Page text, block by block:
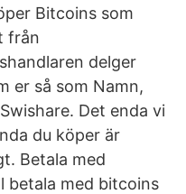
Bitcoins som
från
delger
er så som Namn,
Det enda vi
du köper är
Betala med
betala med bitcoins